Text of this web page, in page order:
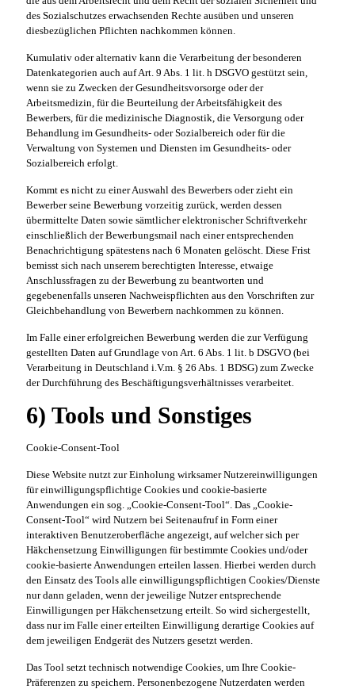
des Sozialschutzes erwachsenden Rechte ausüben und unseren
diesbezüglichen Pflichten nachkommen können.
Kumulativ oder alternativ kann die Verarbeitung der besonderen
Datenkategorien auch auf Art. 9 Abs. 1 lit. h DSGVO gestützt sein,
wenn sie zu Zwecken der Gesundheitsvorsorge oder der
Arbeitsmedizin, für die Beurteilung der Arbeitsfähigkeit des
Bewerbers, für die medizinische Diagnostik, die Versorgung oder
Behandlung im Gesundheits- oder Sozialbereich oder für die
Verwaltung von Systemen und Diensten im Gesundheits- oder
Sozialbereich erfolgt.
Kommt es nicht zu einer Auswahl des Bewerbers oder zieht ein
Bewerber seine Bewerbung vorzeitig zurück, werden dessen
übermittelte Daten sowie sämtlicher elektronischer Schriftverkehr
einschließlich der Bewerbungsmail nach einer entsprechenden
Benachrichtigung spätestens nach 6 Monaten gelöscht. Diese Frist
bemisst sich nach unserem berechtigten Interesse, etwaige
Anschlussfragen zu der Bewerbung zu beantworten und
gegebenenfalls unseren Nachweispflichten aus den Vorschriften zur
Gleichbehandlung von Bewerbern nachkommen zu können.
Im Falle einer erfolgreichen Bewerbung werden die zur Verfügung
gestellten Daten auf Grundlage von Art. 6 Abs. 1 lit. b DSGVO (bei
Verarbeitung in Deutschland i.V.m. § 26 Abs. 1 BDSG) zum Zwecke
der Durchführung des Beschäftigungsverhältnisses verarbeitet.
6) Tools und Sonstiges
Cookie-Consent-Tool
Diese Website nutzt zur Einholung wirksamer Nutzereinwilligungen
für einwilligungspflichtige Cookies und cookie-basierte
Anwendungen ein sog. „Cookie-Consent-Tool“. Das „Cookie-
Consent-Tool“ wird Nutzern bei Seitenaufruf in Form einer
interaktiven Benutzeroberfläche angezeigt, auf welcher sich per
Häkchensetzung Einwilligungen für bestimmte Cookies und/oder
cookie-basierte Anwendungen erteilen lassen. Hierbei werden durch
den Einsatz des Tools alle einwilligungspflichtigen Cookies/Dienste
nur dann geladen, wenn der jeweilige Nutzer entsprechende
Einwilligungen per Häkchensetzung erteilt. So wird sichergestellt,
dass nur im Falle einer erteilten Einwilligung derartige Cookies auf
dem jeweiligen Endgerät des Nutzers gesetzt werden.
Das Tool setzt technisch notwendige Cookies, um Ihre Cookie-
Präferenzen zu speichern. Personenbezogene Nutzerdaten werden